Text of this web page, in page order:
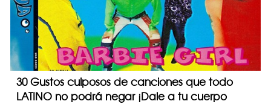
30 Gustos culposos de canciones que todo
LATINO no podrá negar ¡Dale a tu cuerpo